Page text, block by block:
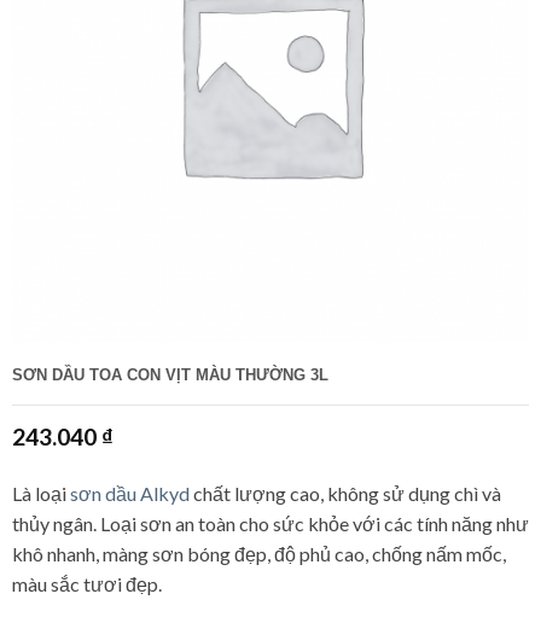
SƠN DẦU TOA CON VỊT MÀU THƯỜNG 3L
243.040 ₫
Là loạisơn dầu Alkydchất lượng cao, không sử dụng chì và
thủy ngân. Loại sơn an toàn cho sức khỏe với các tính năng như
khô nhanh, màng sơn bóng đẹp, độ phủ cao, chống nấm mốc,
màu sắc tươi đẹp.